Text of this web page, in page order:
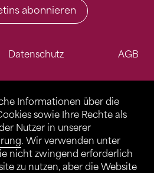
Informationen über die
sowie Ihre Rechte als
Nutzer in unserer
. Wir verwenden unter
nicht zwingend erforderlich
zu nutzen, aber die Website
abonnieren
Datenschutz AGB